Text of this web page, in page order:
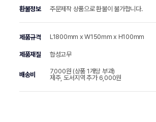
환불정보 주문제작 상품으로 환불이 불가합니다.
제품규격 L1800mm x W150mm x H100mm
제품재질 합성고무
배송비
7,000원 (상품 1개당 부과)
제주, 도서지역 추가 6,000원